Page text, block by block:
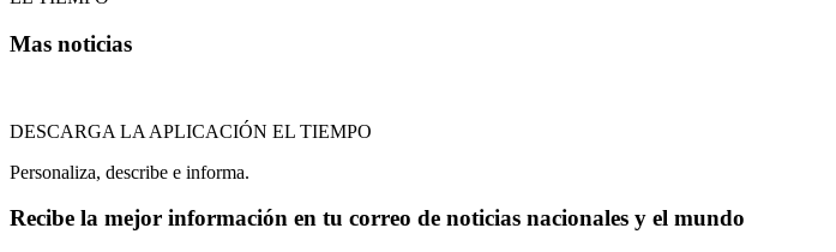
Mas noticias
DESCARGA LA APLICACIÓN EL TIEMPO
Personaliza, describe e informa.
Recibe la mejor información en tu correo de noticias nacionales y el mundo